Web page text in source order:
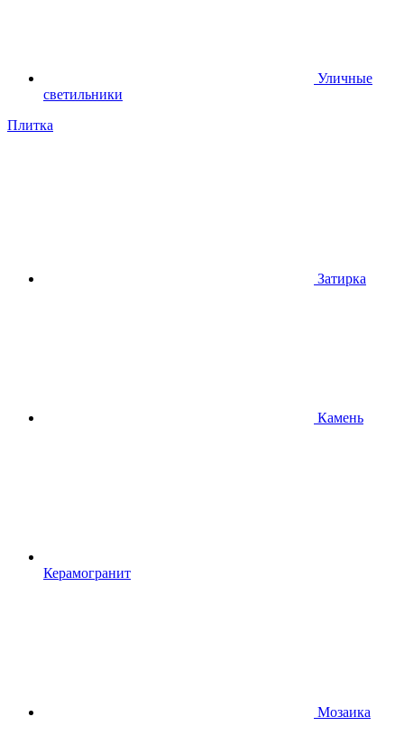
Уличные
светильники
Плитка
Затирка
Камень
Керамогранит
Мозаика